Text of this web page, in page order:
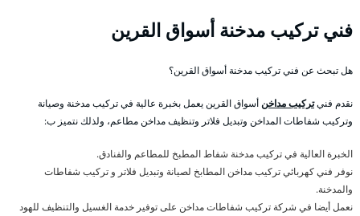
فني تركيب مدخنة أسواق القرين
هل تبحث عن فني تركيب مدخنة أسواق القرين؟
نقدم فنيتركيب مداخنأسواق القرين يعمل بخبرة عالية في تركيب مدخنة وصيانة
وتركيب شفاطات المداخن وتبديل فلاتر وتنظيف مداخن مطاعم، ولذلك نتميز ب:
الخبرة العالية في تركيب مدخنة شفاط المطبخ للمطاعم والفنادق.
نوفر فني كهربائي تركيب مداخن المطابخ لصيانة وتبديل فلاتر و تركيب شفاطات
والمدخنة.
نعمل أيضا في شركة تركيب شفاطات مداخن على توفير خدمة الغسيل والتنظيف للهود